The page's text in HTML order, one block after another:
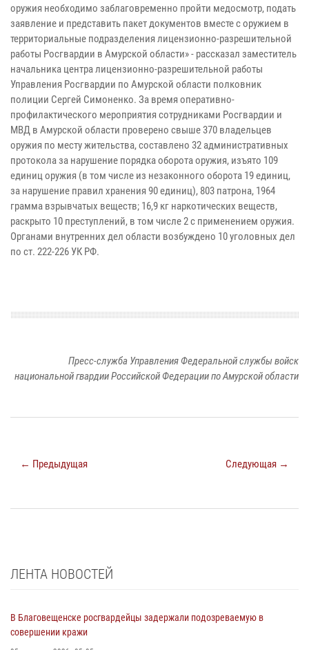
оружия необходимо заблаговременно пройти медосмотр, подать
заявление и представить пакет документов вместе с оружием в
территориальные подразделения лицензионно-разрешительной
работы Росгвардии в Амурской области» - рассказал заместитель
начальника центра лицензионно-разрешительной работы
Управления Росгвардии по Амурской области полковник
полиции Сергей Симоненко. За время оперативно-
профилактического мероприятия сотрудниками Росгвардии и
МВД в Амурской области проверено свыше 370 владельцев
оружия по месту жительства, составлено 32 административных
протокола за нарушение порядка оборота оружия, изъято 109
единиц оружия (в том числе из незаконного оборота 19 единиц,
за нарушение правил хранения 90 единиц), 803 патрона, 1964
грамма взрывчатых веществ; 16,9 кг наркотических веществ,
раскрыто 10 преступлений, в том числе 2 с применением оружия.
Органами внутренних дел области возбуждено 10 уголовных дел
по ст. 222-226 УК РФ.
Пресс-служба Управления Федеральной службы войск
национальной гвардии Российской Федерации по Амурской области
← Предыдущая Следующая →
ЛЕНТА НОВОСТЕЙ
В Благовещенске росгвардейцы задержали подозреваемую в
совершении кражи